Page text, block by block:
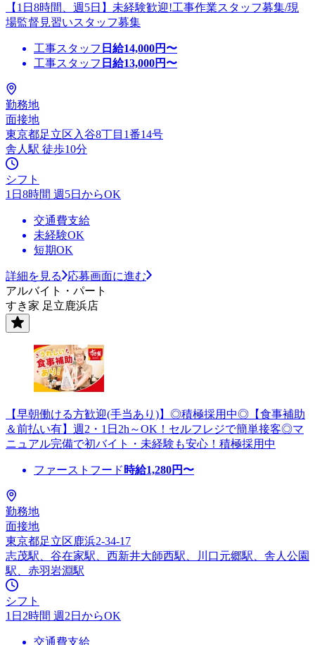
【1日8時間、週5日】未経験歓迎!工事作業スタッフ募集/現
場監督見習いスタッフ募集
工事スタッフ 日給14,000円〜
工事スタッフ 日給13,000円〜
勤務地
面接地
東京都足立区入谷8丁目1番14号
舎人駅 徒歩10分
シフト
1日8時間 週5日からOK
交通費支給
未経験OK
短期OK
詳細を見る
応募画面に進む
アルバイト・パート
すき家 足立鹿浜店
【早朝働ける方歓迎(手当あり)】◎積極採用中◎【食事補助
＆前払い有】週2・1日2h～OK！セルフレジで簡単接客◎マ
ニュアル完備で初バイト・未経験も安心！積極採用中
ファーストフード 時給1,280円〜
勤務地
面接地
東京都足立区鹿浜2-34-17
志茂駅、谷在家駅、西新井大師西駅、川口元郷駅、舎人公園
駅、赤羽岩淵駅
シフト
1日2時間 週2日からOK
交通費支給